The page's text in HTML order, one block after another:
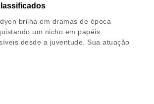
brilha em dramas de época
um nicho em papéis
desde a juventude. Sua atuação